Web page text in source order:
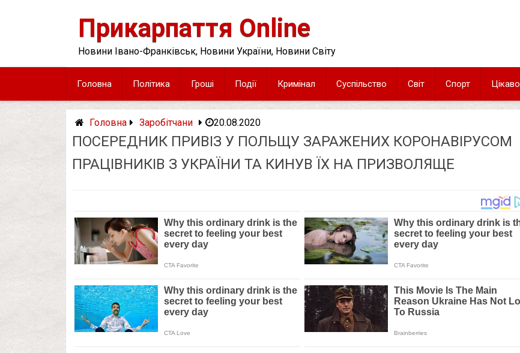
Прикарпаття Online
Новини Івано-Франківськ, Новини України, Новини Світу
Головна Політика Гроші Події Кримінал Суспільство Світ Спорт Цікаво
Головна Заробітчани 20.08.2020
ПОСЕРЕДНИК ПРИВІЗ У ПОЛЬЩУ ЗАРАЖЕНИХ КОРОНАВІРУСОМ
ПРАЦІВНИКІВ З УКРАЇНИ ТА КИНУВ ЇХ НА ПРИЗВОЛЯЩЕ